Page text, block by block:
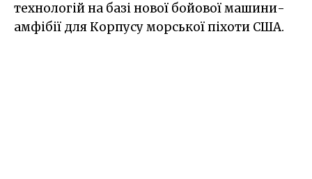
технологій на базі нової бойової машини-
амфібії для Корпусу морської піхоти США.